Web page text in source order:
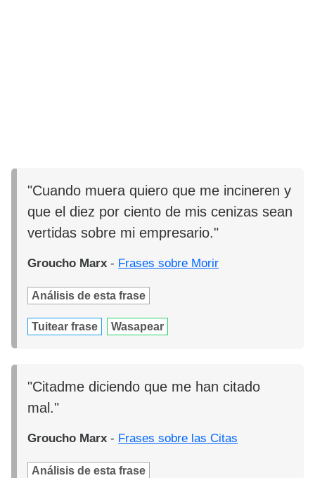
"Cuando muera quiero que me incineren y
que el diez por ciento de mis cenizas sean
vertidas sobre mi empresario."
Groucho Marx - Frases sobre Morir
Análisis de esta frase
Tuitear frase Wasapear
"Citadme diciendo que me han citado
mal."
Groucho Marx - Frases sobre las Citas
Análisis de esta frase